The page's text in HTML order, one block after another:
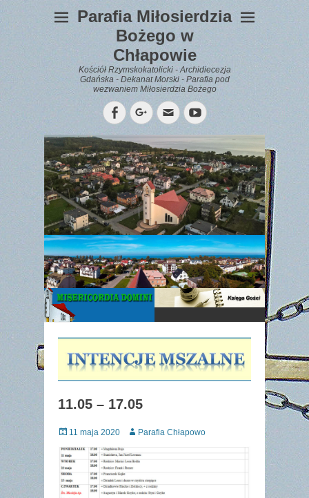
Parafia Miłosierdzia
Bożego w
Chłapowie
Kościół Rzymskokatolicki - Archidiecezja
Gdańska - Dekanat Morski - Parafia pod
wezwaniem Miłosierdzia Bożego
FacebookGoogleplus
EmailYouTube
WYPOCZYNEK
Gazetka
Parafialna
11.05 – 17.05
Posted
on
11 maja 2020 AuthorParafia Chłapowo